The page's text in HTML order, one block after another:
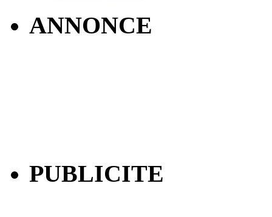
ANNONCE
PUBLICITE